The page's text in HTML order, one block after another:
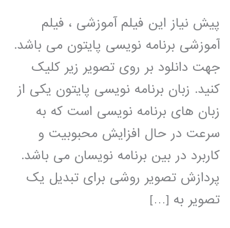
پیش نیاز این فیلم آموزشی ، فیلم
آموزشی برنامه نویسی پایتون می باشد.
جهت دانلود بر روی تصویر زیر کلیک
کنید. زبان برنامه نویسی پایتون یکی از
زبان های برنامه نویسی است که به
سرعت در حال افزایش محبوبیت و
کاربرد در بین برنامه نویسان می باشد.
پردازش تصویر روشی برای تبدیل یک
تصویر به […]